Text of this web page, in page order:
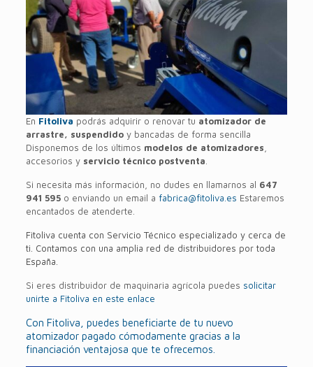
En Fitoliva podrás adquirir o renovar tu atomizador de
arrastre, suspendidoy bancadas de forma sencilla
Disponemos de los últimos modelos de atomizadores
accesorios yservicio técnico postventa
Si necesita más información, no dudes en llamarnos al 647
941 595o enviando un email a fabrica@fitoliva.es Estaremos
encantados de atenderte.
Fitoliva cuenta con Servicio Técnico especializado y cerca de
ti. Contamos con una amplia red de distribuidores por toda
España.
Si eres distribuidor de maquinaria agrícola puedes solicitar
unirte a Fitoliva en este enlace
Con Fitoliva, puedes beneficiarte de tu nuevo
atomizador pagado cómodamente gracias a la
financiación ventajosa que te ofrecemos.